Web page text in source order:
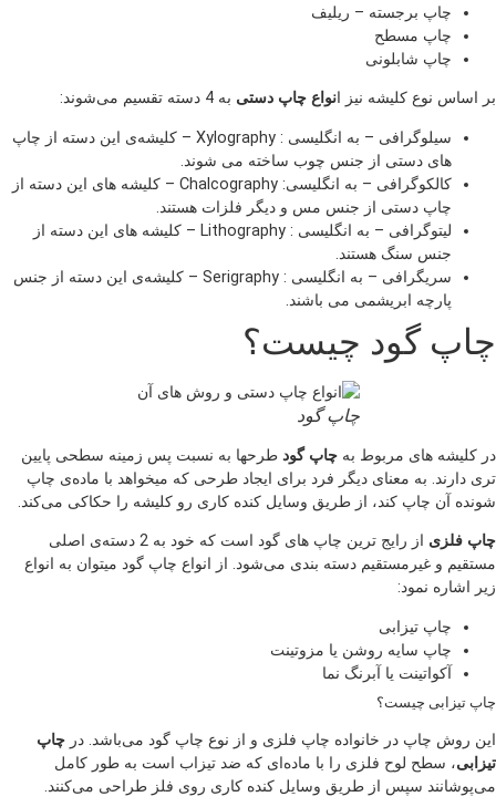
چاپ برجسته – ریلیف
چاپ مسطح
چاپ شابلونی
بر اساس نوع کلیشه نیز انواع چاپ دستی به 4 دسته تقسیم می‌شوند:
سیلوگرافی – به انگلیسی : Xylography – کلیشه‌ی این دسته از چاپ
های دستی از جنس چوب ساخته می شوند.
کالکوگرافی – به انگلیسی: Chalcography – کلیشه‌ های این دسته از
چاپ دستی از جنس مس و دیگر فلزات هستند.
لیتوگرافی – به انگلیسی : Lithography – کلیشه‌ های این دسته از
جنس سنگ هستند.
سریگرافی – به انگلیسی : Serigraphy – کلیشه‌ی این دسته از جنس
پارچه ابریشمی می باشند.
چاپ گود چیست؟
چاپ گود
در کلیشه‌ های مربوط به چاپ گود طرحها به نسبت پس زمینه سطحی پایین
تری دارند. به معنای دیگر فرد برای ایجاد طرحی که میخواهد با ماده‌ی چاپ
شونده آن چاپ کند، از طریق وسایل کنده کاری رو کلیشه را حکاکی می‌کند.
چاپ فلزی
از رایج ترین چاپ های گود است که خود به 2 دسته‌ی اصلی
مستقیم و غیرمستقیم دسته بندی می‌شود. از انواع چاپ گود میتوان به انواع
زیر اشاره نمود:
چاپ تیزابی
چاپ سایه روشن یا مزوتینت
آکواتینت یا آبرنگ نما
چاپ تیزابی چیست؟
این روش چاپ در خانواده چاپ فلزی و از نوع چاپ گود می‌باشد. در چاپ
تیزابی، سطح لوح فلزی را با ماده‌ای که ضد تیزاب است به طور کامل
می‌پوشانند سپس از طریق وسایل کنده کاری روی فلز طراحی می‌کنند.